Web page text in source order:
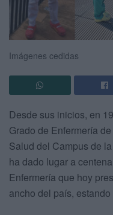
Imágenes cedidas
Desde sus inicios, en
Grado de Enfermería
Salud del Campus de
ha dado lugar a
Enfermería que hoy
ancho del país,